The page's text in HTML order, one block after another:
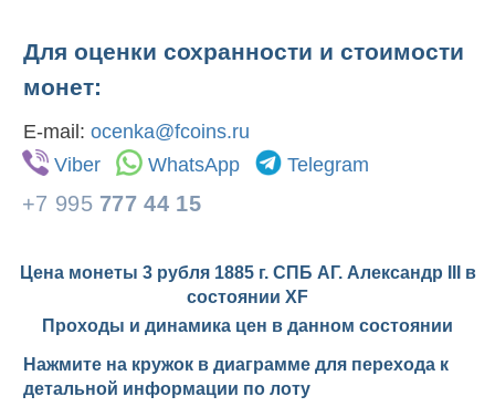
Для оценки сохранности и стоимости
монет:
E-mail: ocenka@fcoins.ru
Viber
WhatsApp Telegram
+7 995 777 44 15
Цена монеты 3 рубля 1885 г. СПБ АГ. Александр III в
состоянии XF
Проходы и динамика цен в данном состоянии
Нажмите на кружок в диаграмме для перехода к
детальной информации по лоту